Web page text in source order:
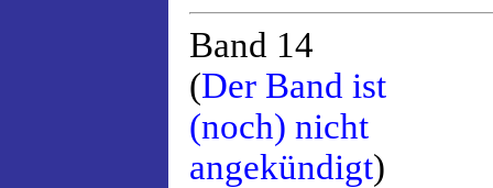
Band 14
(Der Band ist
(noch) nicht
angekündigt)